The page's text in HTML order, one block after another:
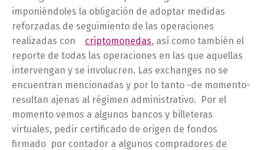
imponiéndoles la obligación de adoptar medidas
reforzadas de seguimiento de las operaciones
realizadas con criptomonedas, así como también el
reporte de todas las operaciones en las que aquellas
intervengan y se involucren. Las exchanges no se
encuentran mencionadas y por lo tanto -de momento-
resultan ajenas al régimen administrativo. Por el
momento vemos a algunos bancos y billeteras
virtuales, pedir certificado de origen de fondos
firmado por contador a algunos compradores de